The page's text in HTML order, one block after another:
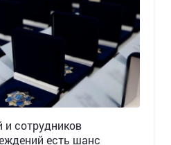
и сотрудников
есть шанс